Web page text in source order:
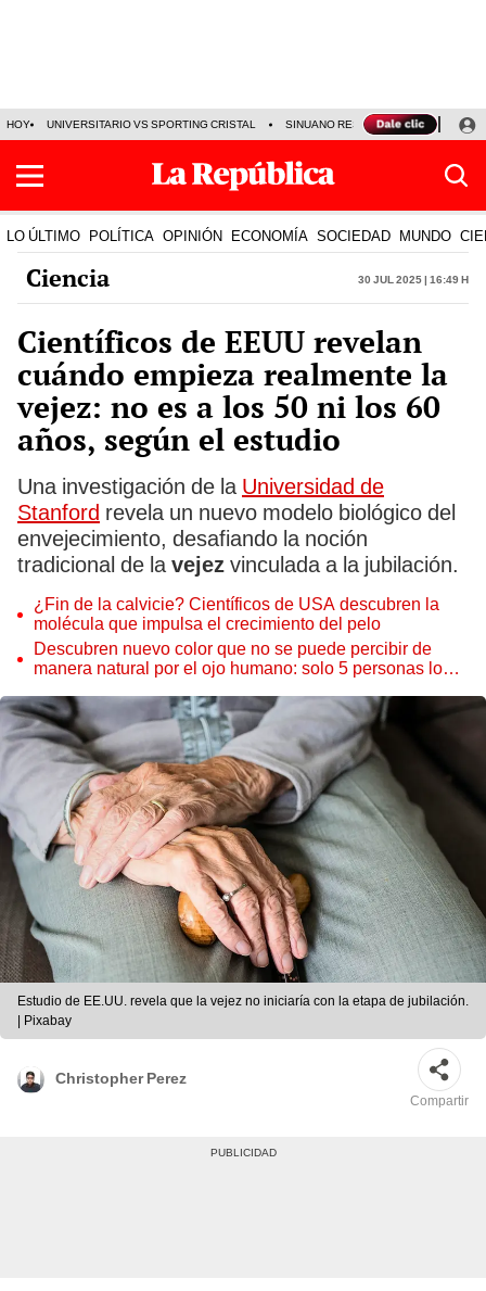
HOY UNIVERSITARIO VS SPORTING CRISTAL SINUANO RESULTADOS HOY
LO ÚLTIMO POLÍTICA OPINIÓN ECONOMÍA SOCIEDAD MUNDO
Ciencia 30 Jul 2025 | 16:49 h
Científicos de EEUU revelan
cuándo empieza realmente la
vejez: no es a los 50 ni los 60
años, según el estudio
Una investigación de la Universidad de
Stanford revela un nuevo modelo biológico del
envejecimiento, desafiando la noción
tradicional de la vejez vinculada a la jubilación.
¿Fin de la calvicie? Científicos de USA descubren la
molécula que impulsa el crecimiento del pelo
Descubren nuevo color que no se puede percibir de
manera natural por el ojo humano: solo 5 personas lo
Estudio de EE.UU. revela que la vejez no iniciaría con la etapa de jubilación.
| Pixabay
Christopher Perez
Compartir